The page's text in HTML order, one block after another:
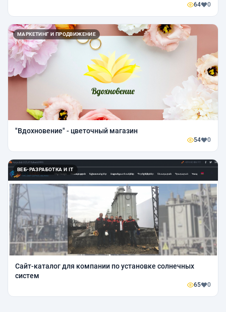
64 0
МАРКЕТИНГ И ПРОДВИЖЕНИЕ
"Вдохновение" - цветочный магазин
54 0
ВЕБ-РАЗРАБОТКА И IT
Сайт-каталог для компании по установке солнечных
систем
65 0